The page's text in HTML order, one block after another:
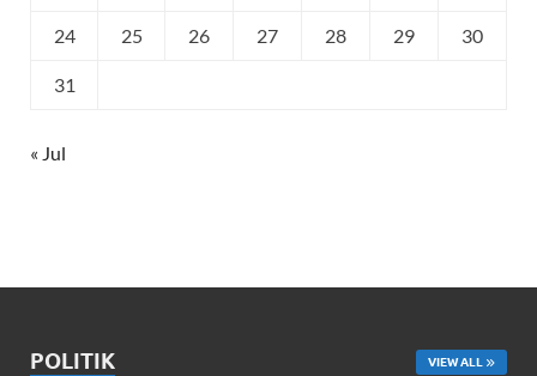
24 25 26 27 28 29 30
31
« Jul
POLITIK VIEW ALL